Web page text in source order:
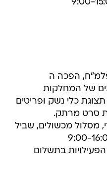
של המחלקות
כלי נשק ופריטים
סרט מרתק.
מסלול מכשולים, שביל
הפעילויות בתשלום